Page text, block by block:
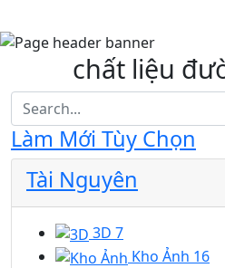
chất liệu
Làm Mới Tùy Chọn
Tài Nguyên
3D 7
Kho Ảnh 16